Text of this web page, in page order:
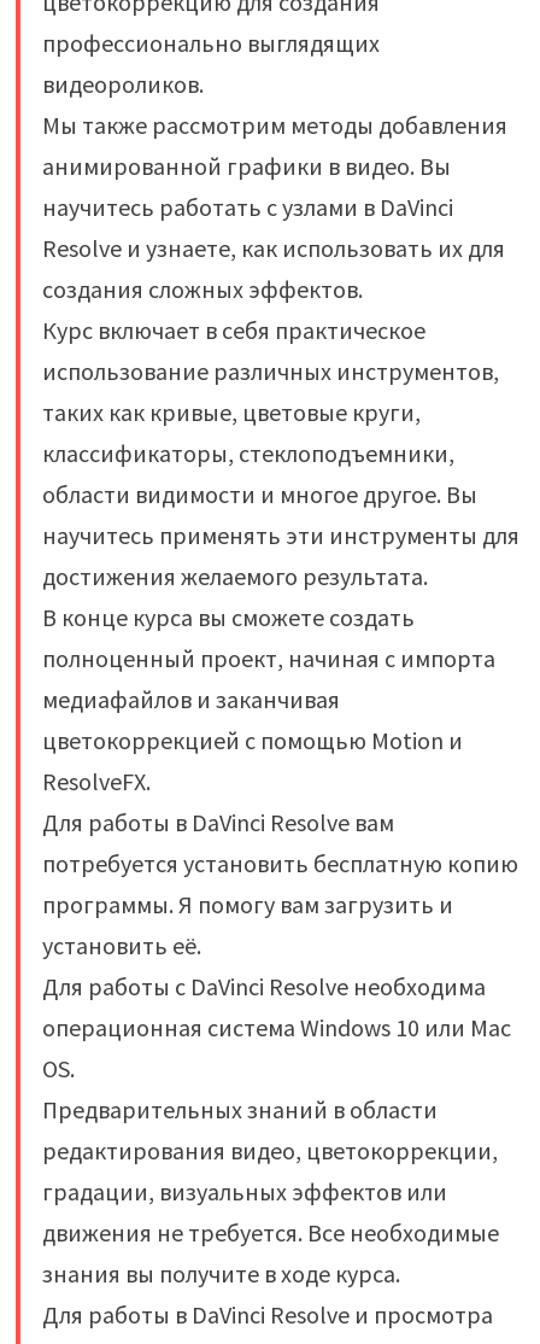
профессионально выглядящих
видеороликов.
Мы также рассмотрим методы добавления
анимированной графики в видео. Вы
научитесь работать с узлами в DaVinci
Resolve и узнаете, как использовать их для
создания сложных эффектов.
Курс включает в себя практическое
использование различных инструментов,
таких как кривые, цветовые круги,
классификаторы, стеклоподъемники,
области видимости и многое другое. Вы
научитесь применять эти инструменты для
достижения желаемого результата.
В конце курса вы сможете создать
полноценный проект, начиная с импорта
медиафайлов и заканчивая
цветокоррекцией с помощью Motion и
ResolveFX.
Для работы в DaVinci Resolve вам
потребуется установить бесплатную копию
программы. Я помогу вам загрузить и
установить её.
Для работы с DaVinci Resolve необходима
операционная система Windows 10 или Mac
OS.
Предварительных знаний в области
редактирования видео, цветокоррекции,
градации, визуальных эффектов или
движения не требуется. Все необходимые
знания вы получите в ходе курса.
Для работы в DaVinci Resolve и просмотра